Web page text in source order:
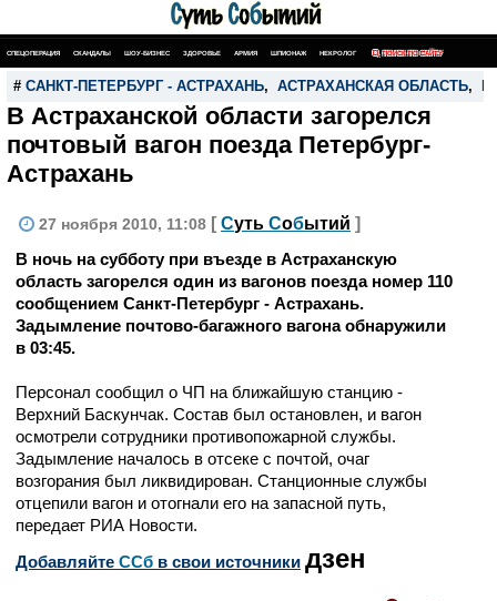
СПЕЦОПЕРАЦИЯ СКАНДАЛЫ ШОУ-БИЗНЕС ЗДОРОВЬЕ АРМИЯ ШПИОНАЖ НЕКРОЛОГ ПОИСК ПО САЙТУ
# САНКТ-ПЕТЕРБУРГ - АСТРАХАНЬ, АСТРАХАНСКАЯ ОБЛАСТЬ,
В Астраханской области загорелся
почтовый вагон поезда Петербург-
Астрахань
27 ноября 2010, 11:08 [ Суть Событий ]
В ночь на субботу при въезде в Астраханскую
область загорелся один из вагонов поезда номер 110
сообщением Санкт-Петербург - Астрахань.
Задымление почтово-багажного вагона обнаружили
в 03:45.
Персонал сообщил о ЧП на ближайшую станцию -
Верхний Баскунчак. Состав был остановлен, и вагон
осмотрели сотрудники противопожарной службы.
Задымление началось в отсеке с почтой, очаг
возгорания был ликвидирован. Станционные службы
отцепили вагон и отогнали его на запасной путь,
передает РИА Новости.
Добавляйте CСб в свои источники дзен